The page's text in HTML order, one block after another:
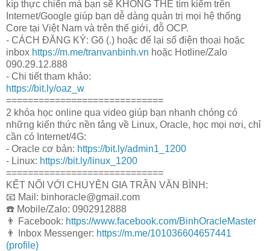
kíp thực chiến mà bạn sẽ KHÔNG THỂ tìm kiếm trên
Internet/Google giúp bạn dễ dàng quản trị mọi hệ thống
Core tại Việt Nam và trên thế giới, đỗ OCP.
- CÁCH ĐĂNG KÝ: Gõ (.) hoặc để lại số điện thoại hoặc
inbox https://m.me/tranvanbinh.vn hoặc Hotline/Zalo
090.29.12.888
- Chi tiết tham khảo:
https://bit.ly/oaz_w
=============================
2 khóa học online qua video giúp bạn nhanh chóng có
những kiến thức nền tảng về Linux, Oracle, học mọi nơi, chỉ
cần có Internet/4G:
- Oracle cơ bản: https://bit.ly/admin1_1200
- Linux: https://bit.ly/linux_1200
=============================
KẾT NỐI VỚI CHUYÊN GIA TRẦN VĂN BÌNH:
📧 Mail: binhoracle@gmail.com
☎️ Mobile/Zalo: 0902912888
👨 Facebook: https://www.facebook.com/BinhOracleMaster
👨 Inbox Messenger: https://m.me/101036604657441
(profile)